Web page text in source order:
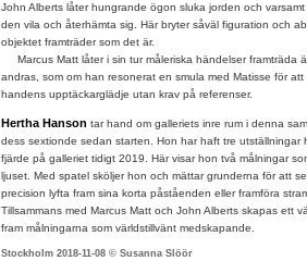
John Alberts låter hungrande ögon sluka jorden och
den vila och återhämta sig. Här bryter såväl figuration och
objektet framträder som det är.
Marcus Matt låter i sin tur måleriska händelser framträda
andras, som om han resonerat en smula med Matisse för
handens upptäckarglädje utan krav på referenser.
Hertha Hanson tar hand om galleriets inre rum i denna
dess sextionde sedan starten. Hon har haft tre utställningar
fjärde på galleriet tidigt 2019. Här visar hon två målningar
ljuset. Med spatel sköljer hon och mättar grunderna för att
precision lyfta fram sina korta påståenden eller framföra
Tillsammans med Marcus Matt och John Alberts skapas ett
fram målningarna som världstillvänt medskapande.
Stockholm 2018-11-08 © Susanna Slöör